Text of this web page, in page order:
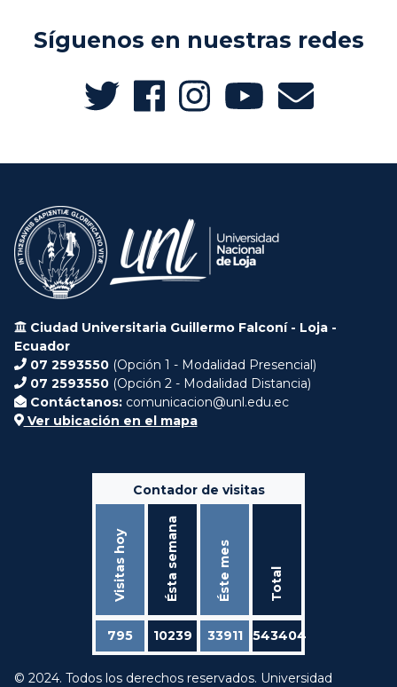
Síguenos en nuestras redes
Ciudad Universitaria Guillermo Falconí - Loja -
Ecuador
07 2593550 (Opción 1 - Modalidad Presencial)
07 2593550 (Opción 2 - Modalidad Distancia)
Contáctanos: comunicacion@unl.edu.ec
Ver ubicación en el mapa
Contador de visitas
Visitas hoy Ésta semana Éste mes Total
795 10239 33911 543404
© 2024. Todos los derechos reservados. Universidad